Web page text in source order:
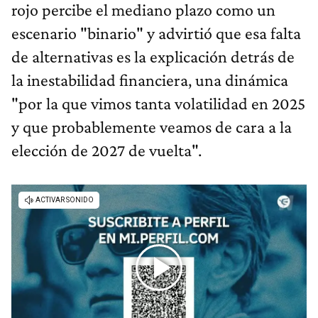
rojo percibe el mediano plazo como un
escenario "binario" y advirtió que esa falta
de alternativas es la explicación detrás de
la inestabilidad financiera, una dinámica
"por la que vimos tanta volatilidad en 2025
y que probablemente veamos de cara a la
elección de 2027 de vuelta".